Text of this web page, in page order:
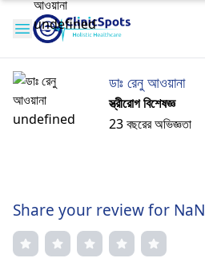
ডাঃ রেনু আওয়ানা
স্ত্রীরোগ বিশেষজ্ঞ
23 বছরের অভিজ্ঞতা
Share your review for NaN